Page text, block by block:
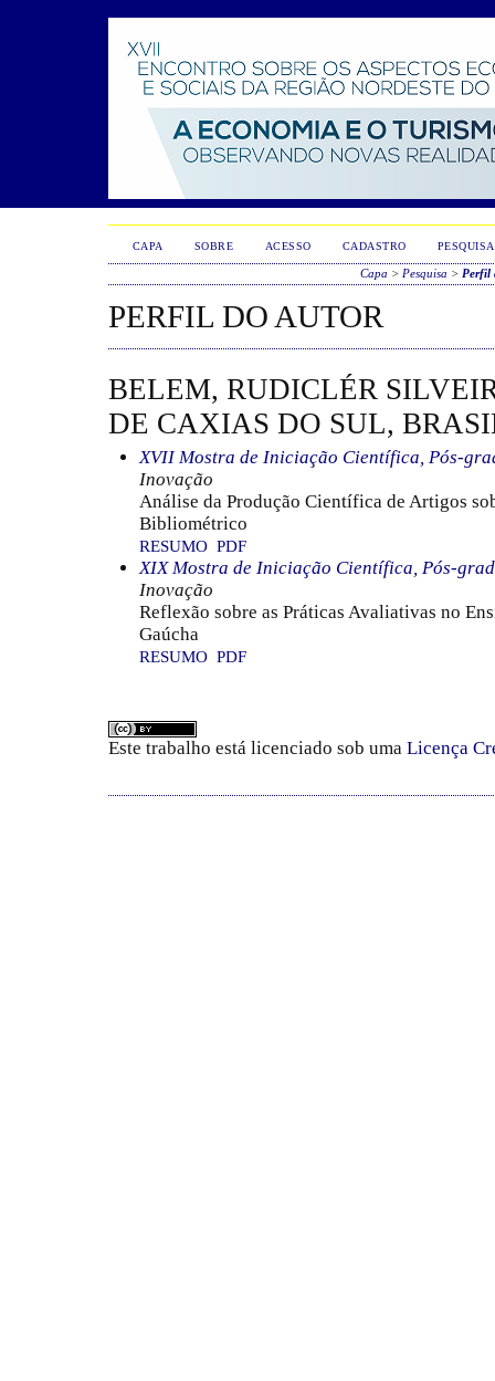
CAPA SOBRE ACESSO CADASTRO PESQUISA
Capa > Pesquisa > Perfil
PERFIL DO AUTOR
BELEM, RUDICLÉR
DE CAXIAS DO SUL,
XVII Mostra de Iniciação Científica, Pós-
Inovação
Análise da Produção Científica de Artigos
Bibliométrico
RESUMO PDF
XIX Mostra de Iniciação Científica, Pós-
Inovação
Reflexão sobre as Práticas Avaliativas no
Gaúcha
RESUMO PDF
Este trabalho está licenciado sob uma Licença